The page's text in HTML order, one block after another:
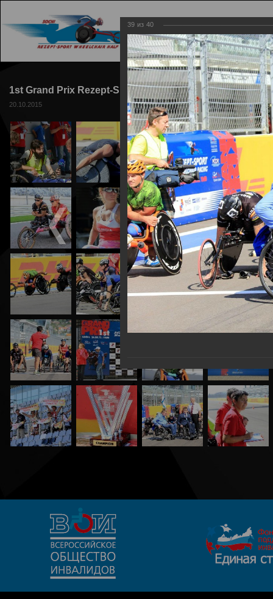
1st Grand Prix Rezept-Sport Wheelchair Racing 2015
20.10.2015
39 из 40